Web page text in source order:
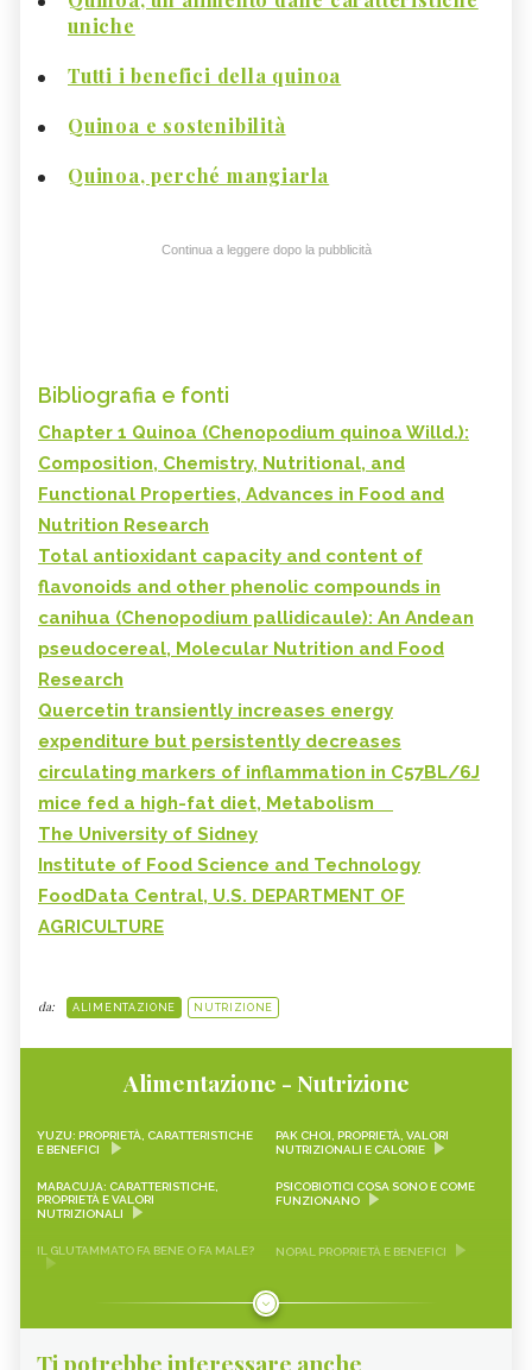
uniche
Tutti i benefici della quinoa
Quinoa e sostenibilità
Quinoa, perché mangiarla
Continua a leggere dopo la pubblicità
Bibliografia e fonti
Chapter 1 Quinoa (Chenopodium quinoa Willd.):
Composition, Chemistry, Nutritional, and
Functional Properties, Advances in Food and
Nutrition Research
Total antioxidant capacity and content of
flavonoids and other phenolic compounds in
canihua (Chenopodium pallidicaule): An Andean
pseudocereal, Molecular Nutrition and Food
Research
Quercetin transiently increases energy
expenditure but persistently decreases
circulating markers of inflammation in C57BL/6J
mice fed a high-fat diet, Metabolism
The University of Sidney
Institute of Food Science and Technology
FoodData Central, U.S. DEPARTMENT OF
AGRICULTURE
da: ALIMENTAZIONE NUTRIZIONE
Alimentazione - Nutrizione
YUZU: PROPRIETÀ, CARATTERISTICHE
E BENEFICI
PAK CHOI, PROPRIETÀ, VALORI
NUTRIZIONALI E CALORIE
MARACUJA: CARATTERISTICHE,
PROPRIETÀ E VALORI
NUTRIZIONALI
PSICOBIOTICI COSA SONO E COME
FUNZIONANO
IL GLUTAMMATO FA BENE O FA MALE? NOPAL PROPRIETÀ E BENEFICI
FRAGOLINE DI BOSCO
RICETTE
CRAUTI, PROPRIETÀ, VALORI
NUTRIZIONALI E RICETTE
LEMON SNACK, LIMEQUAT SCAROLA
Ti potrebbe interessare anche